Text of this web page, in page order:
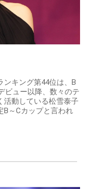
ンキング第44位は、B
ビュー以降、数々のテ
活動している松雪泰子
B～Cカップと言われ